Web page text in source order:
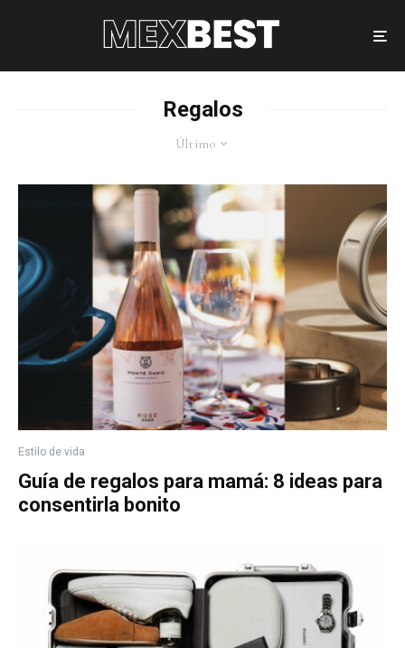
Regalos
Último
Estilo de vida
Guía de regalos para mamá: 8 ideas para
consentirla bonito